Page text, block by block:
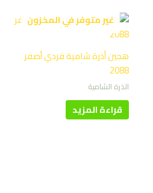
غير متوفر في المخزون
هجين أذرة شامية فردي أصفر
2088
الذرة الشامية
قراءة المزيد